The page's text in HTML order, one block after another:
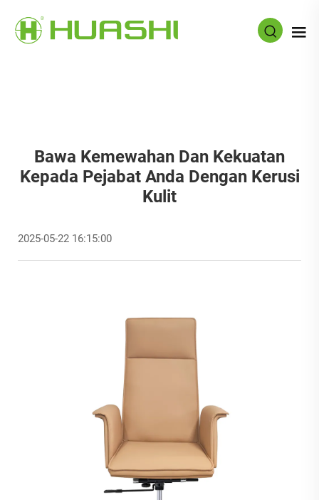
Bawa Kemewahan Dan Kekuatan
Kepada Pejabat Anda Dengan Kerusi
Kulit
2025-05-22 16:15:00